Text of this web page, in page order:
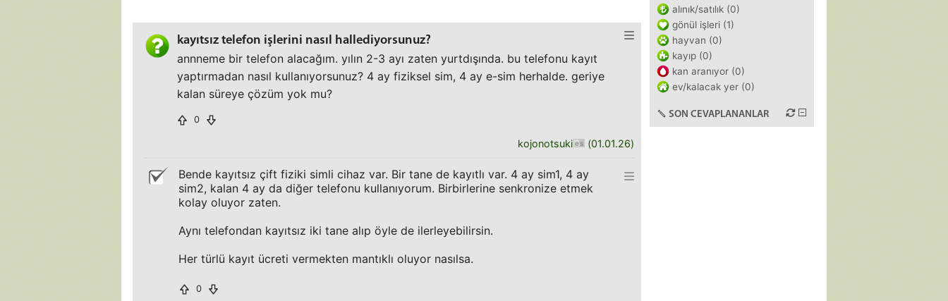
kayıtsız telefon işlerini nasıl hallediyorsunuz?
annneme bir telefon alacağım. yılın 2-3 ayı zaten yurtdışında. bu telefonu kayıt
yaptırmadan nasıl kullanıyorsunuz? 4 ay fiziksel sim, 4 ay e-sim herhalde. geriye
kalan süreye çözüm yok mu?
0
kojonotsuki (01.01.26)
Bende kayıtsız çift fiziki simli cihaz var. Bir tane de kayıtlı var. 4 ay sim1, 4 ay
sim2, kalan 4 ay da diğer telefonu kullanıyorum. Birbirlerine senkronize etmek
kolay oluyor zaten.
Aynı telefondan kayıtsız iki tane alıp öyle de ilerleyebilirsin.
Her türlü kayıt ücreti vermekten mantıklı oluyor nasılsa.
0
alınık/satılık (0)
gönül işleri (1)
hayvan (0)
kayıp (0)
kan aranıyor (0)
ev/kalacak yer (0)
SON CEVAPLANANLAR